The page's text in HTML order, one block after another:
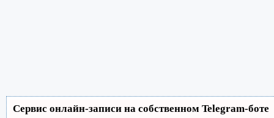
Сервис онлайн-записи на собственном Telegram-боте